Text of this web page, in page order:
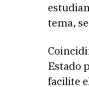
tema,
Estado
facilite